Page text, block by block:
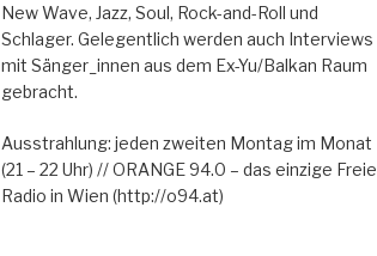
New Wave, Jazz, Soul, Rock-and-Roll und
Schlager. Gelegentlich werden auch Interviews
mit Sänger_innen aus dem Ex-Yu/Balkan Raum
gebracht.
Ausstrahlung: jeden zweiten Montag im Monat
(21 – 22 Uhr) // ORANGE 94.0 – das einzige Freie
Radio in Wien (http://o94.at)